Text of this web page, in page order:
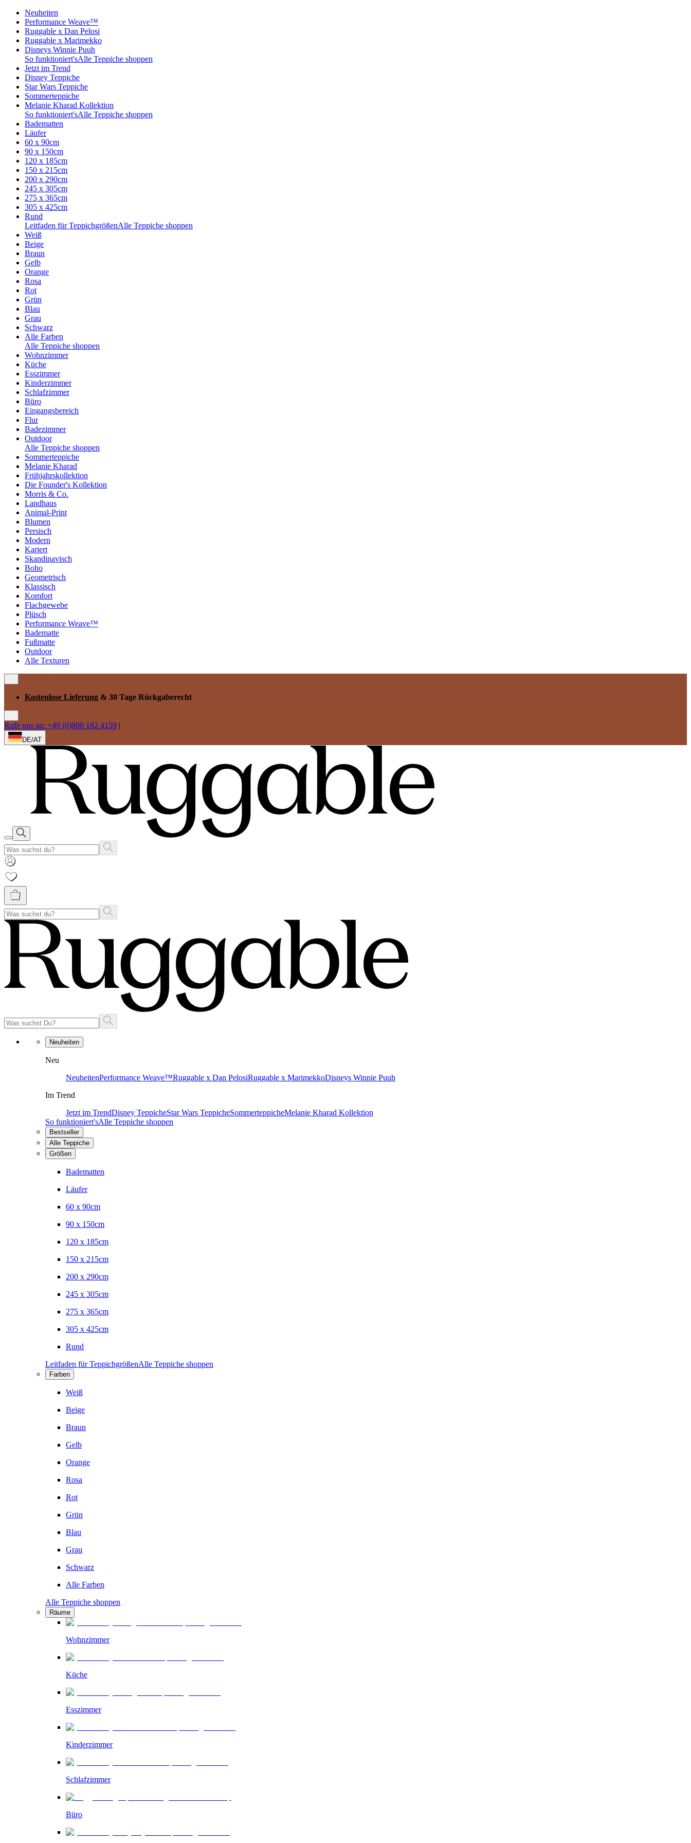
Neuheiten
Performance Weave™
Ruggable x Dan Pelosi
Ruggable x Marimekko
Disneys Winnie Puuh
So funktioniert'sAlle Teppiche shoppen
Jetzt im Trend
Disney Teppiche
Star Wars Teppiche
Sommerteppiche
Melanie Kharad Kollektion
So funktioniert'sAlle Teppiche shoppen
Badematten
Läufer
60 x 90cm
90 x 150cm
120 x 185cm
150 x 215cm
200 x 290cm
245 x 305cm
275 x 365cm
305 x 425cm
Rund
Leitfaden für TeppichgrößenAlle Teppiche shoppen
Weiß
Beige
Braun
Gelb
Orange
Rosa
Rot
Grün
Blau
Grau
Schwarz
Alle Farben
Alle Teppiche shoppen
Wohnzimmer
Küche
Esszimmer
Kinderzimmer
Schlafzimmer
Büro
Eingangsbereich
Flur
Badezimmer
Outdoor
Alle Teppiche shoppen
Sommerteppiche
Melanie Kharad
Frühjahrskollektion
Die Founder's Kollektion
Morris & Co.
Landhaus
Animal-Print
Blumen
Persisch
Modern
Kariert
Skandinavisch
Boho
Geometrisch
Klassisch
Komfort
Flachgewebe
Plüsch
Performance Weave™
Badematte
Fußmatte
Outdoor
Alle Texturen
Kostenlose Lieferung & 30 Tage Rückgaberecht
Rufe uns an: +49 (0)800 182 4159 |
DE/AT
Neuheiten
Neu
NeuheitenPerformance Weave™Ruggable x Dan PelosiRuggable x MarimekkoDisneys Winnie Puuh
Im Trend
Jetzt im TrendDisney TeppicheStar Wars TeppicheSommerteppicheMelanie Kharad Kollektion
So funktioniert'sAlle Teppiche shoppen
Bestseller
Alle Teppiche
Größen
Badematten
Läufer
60 x 90cm
90 x 150cm
120 x 185cm
150 x 215cm
200 x 290cm
245 x 305cm
275 x 365cm
305 x 425cm
Rund
Leitfaden für TeppichgrößenAlle Teppiche shoppen
Farben
Weiß
Beige
Braun
Gelb
Orange
Rosa
Rot
Grün
Blau
Grau
Schwarz
Alle Farben
Alle Teppiche shoppen
Räume
Wohnzimmer
Küche
Esszimmer
Kinderzimmer
Schlafzimmer
Büro